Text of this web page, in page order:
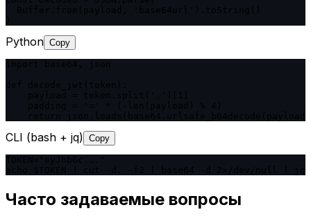
Python Copy
CLI (bash + jq) Copy
Часто задаваемые вопросы